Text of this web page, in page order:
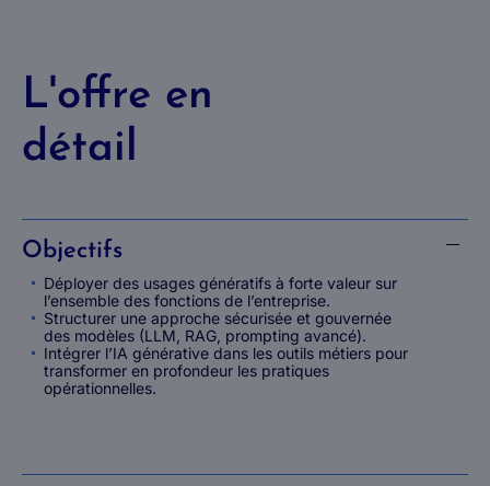
L'offre en
détail
Objectifs
Déployer des usages génératifs à forte valeur sur
l’ensemble des fonctions de l’entreprise.
Structurer une approche sécurisée et gouvernée
des modèles (LLM, RAG, prompting avancé).
Intégrer l’IA générative dans les outils métiers pour
transformer en profondeur les pratiques
opérationnelles.